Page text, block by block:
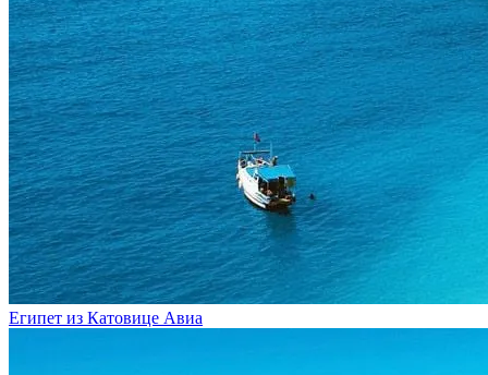
Египет из Катовице Авиа